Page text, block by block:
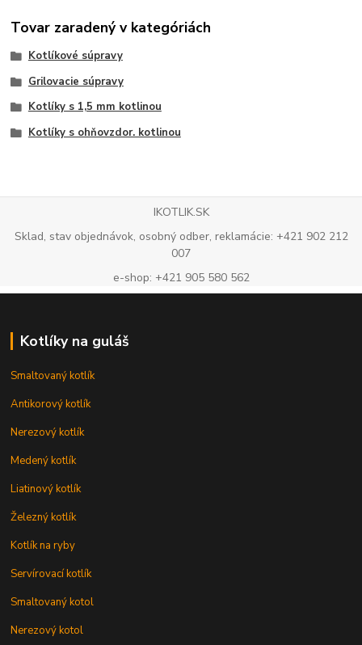
Tovar zaradený v kategóriách
Kotlíkové súpravy
Grilovacie súpravy
Kotlíky s 1,5 mm kotlinou
Kotlíky s ohňovzdor. kotlinou
IKOTLIK.SK
Sklad, stav objednávok, osobný odber, reklamácie: +421 902 212
007
e-shop: +421 905 580 562
Kotlíky na guláš
Smaltovaný kotlík
Antikorový kotlík
Nerezový kotlík
Medený kotlík
Liatinový kotlík
Železný kotlík
Kotlík na ryby
Servírovací kotlík
Smaltovaný kotol
Nerezový kotol